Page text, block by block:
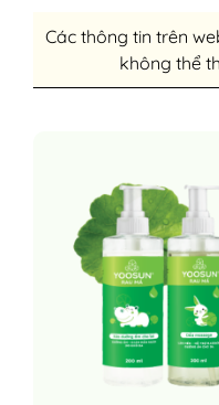
Các thông tin trên
không thể